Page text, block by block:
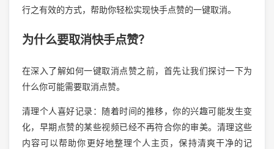
行之有效的方式，帮助你轻松实现快手点赞的一键取消。
为什么要取消快手点赞？
在深入了解如何一键取消点赞之前，首先让我们探讨一下为
什么你可能需要取消点赞。
清理个人喜好记录：随着时间的推移，你的兴趣可能发生变
化，早期点赞的某些视频已经不再符合你的审美。清理这些
内容可以帮助你更好地整理个人主页，保持清爽干净的记